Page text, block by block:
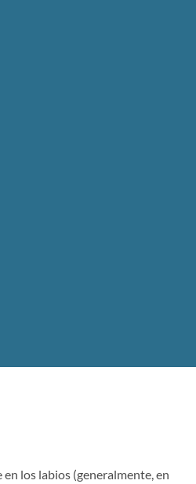
en los labios (generalmente, en